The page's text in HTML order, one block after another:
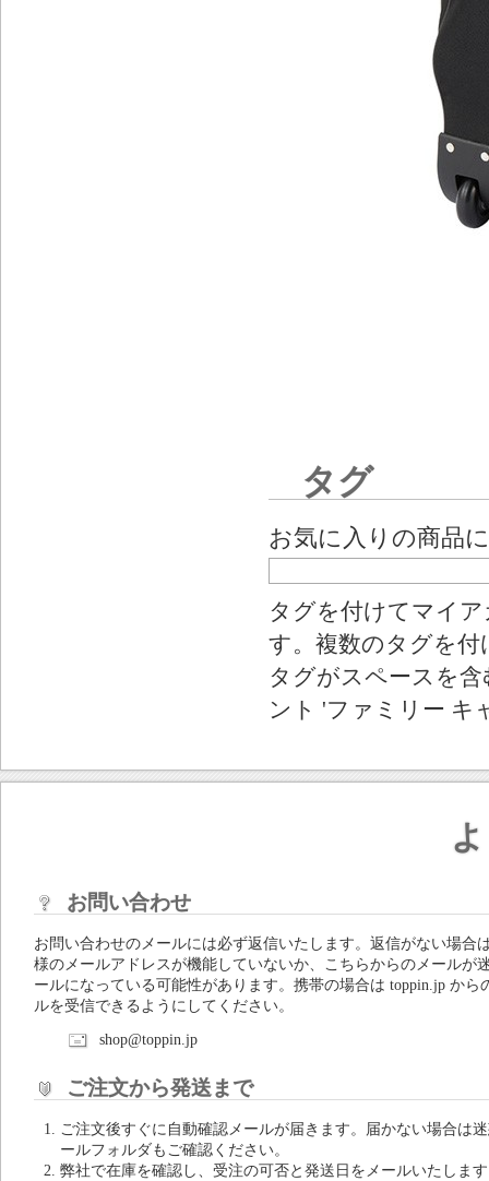
タグ
お気に入りの商品
タグを付けてマイ
す。複数のタグを
タグがスペースを
ント 'ファミリー キ
お問い合わせ
お問い合わせのメールには必ず返信いたします。返信がない場合
様のメールアドレスが機能していないか、こちらからのメールが
ールになっている可能性があります。携帯の場合は toppin.jp から
ルを受信できるようにしてください。
shop@toppin.jp
ご注文から発送まで
ご注文後すぐに自動確認メールが届きます。届かない場合は
ールフォルダもご確認ください。
弊社で在庫を確認し、受注の可否と発送日をメールいたしま